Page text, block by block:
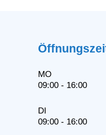
MO
09:00 - 16:00
DI
09:00 - 16:00